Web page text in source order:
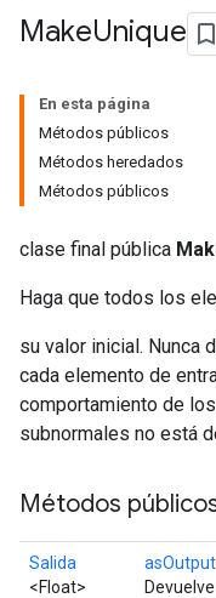
MakeUnique
En esta página
Métodos públicos
Métodos heredados
Métodos públicos
clase final pública
Haga que todos los
su valor inicial. Nunca
cada elemento de
comportamiento de
subnormales no está
Métodos
Salida
<Float>
asOutput